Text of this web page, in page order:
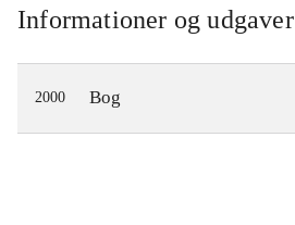
Informationer og udgaver
2000 Bog